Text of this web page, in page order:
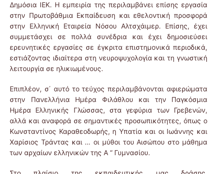
Δημόσια ΙΕΚ. Η εμπειρία της περιλαμβάνει επίσης εργασία
στην Πρωτοβάθμια Εκπαίδευση και εθελοντική προσφορά
στην Ελληνική Εταιρεία Νόσου Αλτσχάιμερ. Επίσης, έχει
συμμετάσχει σε πολλά συνέδρια και έχει δημοσιεύσει
ερευνητικές εργασίες σε έγκριτα επιστημονικά περιοδικά,
εστιάζοντας ιδιαίτερα στη νευροψυχολογία και τη γνωστική
λειτουργία σε ηλικιωμένους.
Επιπλέον, σ΄ αυτό το τεύχος περιλαμβάνονται αφιερώματα
στην Πανελλήνια Ημέρα Φιλάθλου και την Παγκόσμια
Ημέρα Ελληνικής Γλώσσας, στα γεφύρια των Γρεβενών,
αλλά και αναφορά σε σημαντικές προσωπικότητες, όπως ο
Κωνσταντίνος Καραθεοδωρής, η Υπατία και οι Ιωάννης και
Χαρίσιος Τράντας και … οι μύθοι του Αισώπου στο μάθημα
των αρχαίων ελληνικών της Α “ Γυμνασίου.